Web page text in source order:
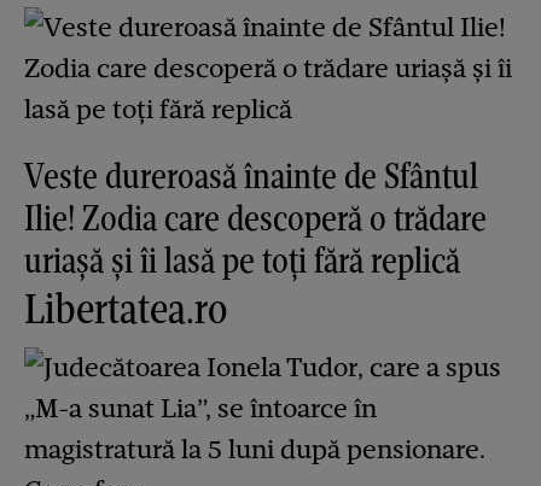
Veste dureroasă înainte de Sfântul
Ilie! Zodia care descoperă o trădare
uriașă și îi lasă pe toți fără replică
Libertatea.ro